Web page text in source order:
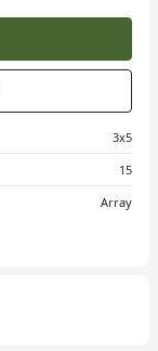
3х5
15
Array